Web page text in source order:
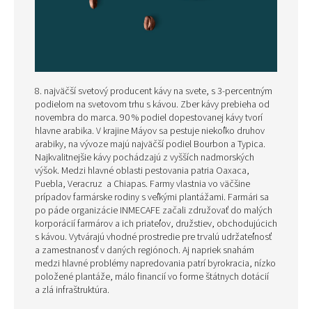
8. najväčší svetový producent kávy na svete, s 3-percentným
podielom na svetovom trhu s kávou. Zber kávy prebieha od
novembra do marca. 90 % podiel dopestovanej kávy tvorí
hlavne arabika. V krajine Máyov sa pestuje niekoľko druhov
arabiky, na vývoze majú najväčší podiel Bourbon a Typica.
Najkvalitnejšie kávy pochádzajú z vyšších nadmorských
výšok. Medzi hlavné oblasti pestovania patria Oaxaca,
Puebla, Veracruz a Chiapas. Farmy vlastnia vo väčšine
prípadov farmárske rodiny s veľkými plantážami. Farmári sa
po páde organizácie INMECAFE začali združovať do malých
korporácií farmárov a ich priateľov, družstiev, obchodujúcich
s kávou. Vytvárajú vhodné prostredie pre trvalú udržateľnosť
a zamestnanosť v daných regiónoch. Aj napriek snahám
medzi hlavné problémy napredovania patrí byrokracia, nízko
položené plantáže, málo financií vo forme štátnych dotácií
a zlá infraštruktúra.